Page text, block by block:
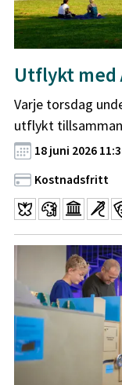
Utflykt med
Varje torsdag
utflykt
18 juni 2026
Kostnadsfritt